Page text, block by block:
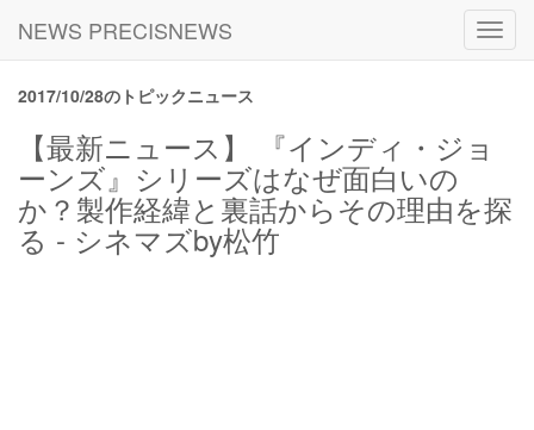
NEWS PRECISNEWS
2017/10/28のトピックニュース
【最新ニュース】 『インディ・ジョ
ーンズ』シリーズはなぜ面白いの
か？製作経緯と裏話からその理由を探
る - シネマズby松竹